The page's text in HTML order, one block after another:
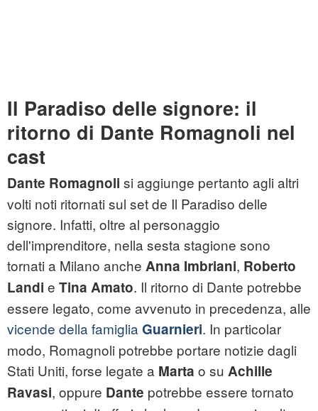
Il Paradiso delle signore: il
ritorno di Dante Romagnoli nel
cast
Dante Romagnoli si aggiunge pertanto agli altri
volti noti ritornati sul set de Il Paradiso delle
signore. Infatti, oltre al personaggio
dell'imprenditore, nella sesta stagione sono
tornati a Milano anche Anna Imbriani, Roberto
Landi e Tina Amato. Il ritorno di Dante potrebbe
essere legato, come avvenuto in precedenza, alle
vicende della famiglia Guarnieri. In particolar
modo, Romagnoli potrebbe portare notizie dagli
Stati Uniti, forse legate a Marta o su Achille
Ravasi, oppure Dante potrebbe essere tornato